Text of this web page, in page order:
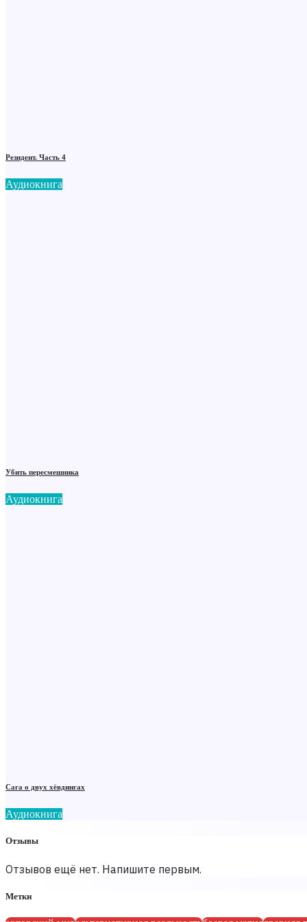
Резидент. Часть 4
Аудиокнига
Убить пересмешника
Аудиокнига
Сага о двух хёвдингах
Аудиокнига
Отзывы
Отзывов ещё нет. Напишите первым.
Метки